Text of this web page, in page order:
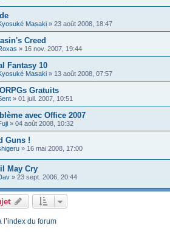
Masaki » 23 août 2008, 18:47
Creed
» 16 nov. 2007, 19:44
Fantasy 10
Masaki » 13 août 2008, 07:57
Gratuits
» 01 juil. 2007, 10:51
avec Office 2007
» 04 août 2008, 10:32
Guns !
» 16 mai 2008, 17:00
May Cry
» 23 sept. 2006, 20:44
l’index du forum